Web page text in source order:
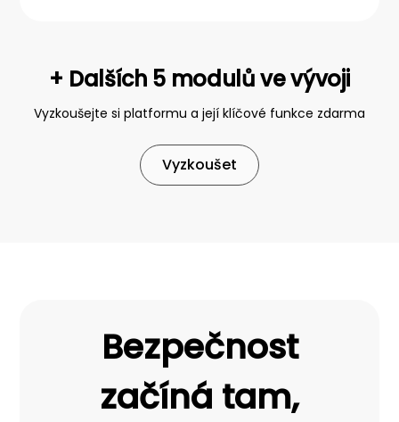
+ Dalších 5 modulů ve vývoji
Vyzkoušejte si platformu a její klíčové funkce zdarma
Vyzkoušet
Bezpečnost
začíná tam,